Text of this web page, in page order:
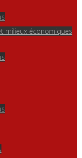
milieux économiques